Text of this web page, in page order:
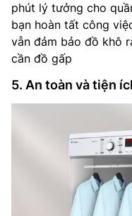
phút lý tưởng cho
bạn hoàn tất công
vẫn đảm bảo đồ khô
cần đồ gấp
5. An toàn và tiện